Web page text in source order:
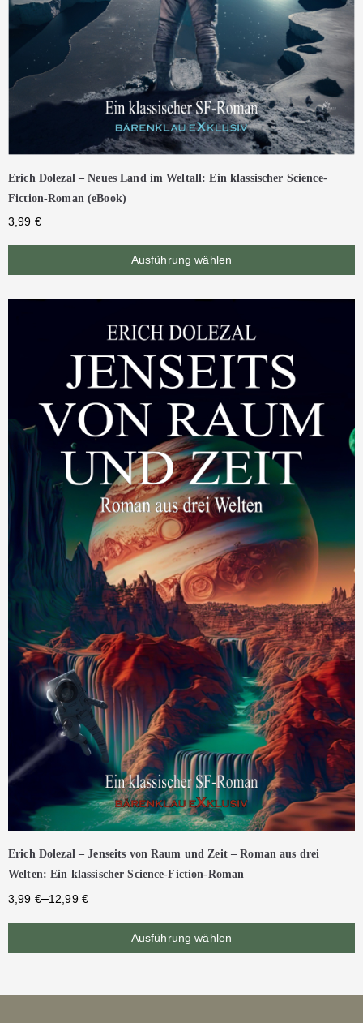
Erich Dolezal – Neues Land im Weltall: Ein klassischer Science-
Fiction-Roman (eBook)
3,99 €
Ausführung wählen
Erich Dolezal – Jenseits von Raum und Zeit – Roman aus drei
Welten: Ein klassischer Science-Fiction-Roman
3,99 €–12,99 €
Ausführung wählen